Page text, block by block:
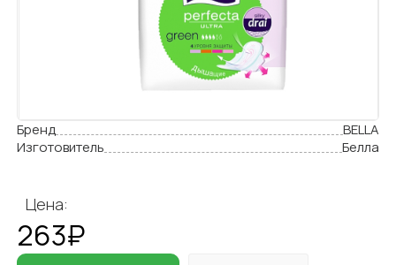
Бренд
BELLA
Изготовитель
Белла
Цена:
263₽